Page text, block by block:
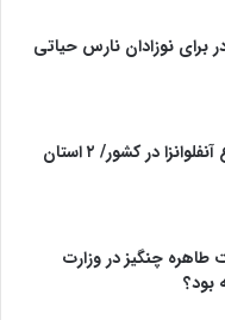
برای نوزادان نارس حیاتی
آخرین وضعیت شیوع آنفلوانزا در کشور/ ۲ استان
چنگیز در وزارت